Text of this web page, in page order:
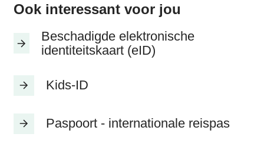
Ook interessant voor jou
Beschadigde elektronische
identiteitskaart (eID)
Kids-ID
Paspoort - internationale reispas